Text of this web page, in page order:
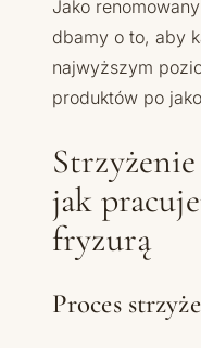
Jako renomowany
dbamy o to, aby
najwyższym
produktów po
jak
fryzurą
Proces